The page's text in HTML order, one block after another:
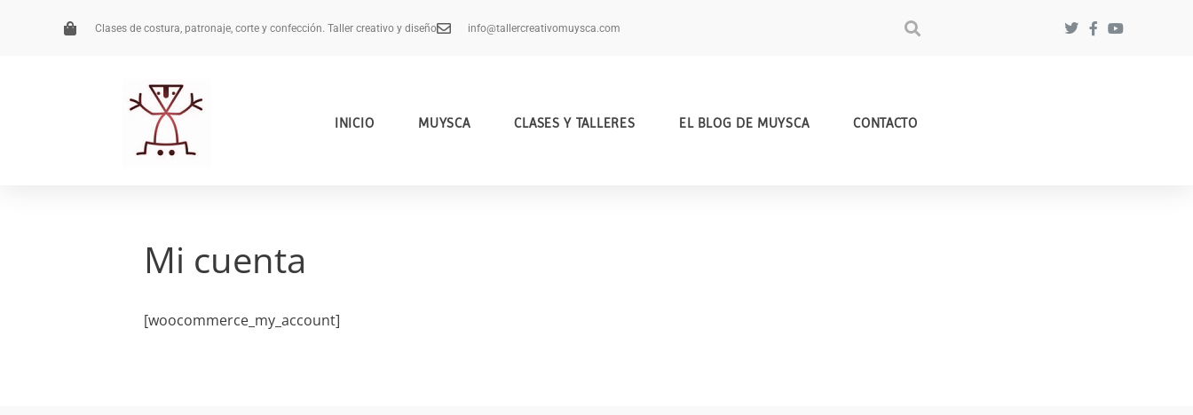
Clases de costura, patronaje, corte y confección. Taller creativo y diseño info@tallercreativomuysca.com
INICIO MUYSCA CLASES Y TALLERES EL BLOG DE MUYSCA CONTACTO
Mi cuenta
[woocommerce_my_account]